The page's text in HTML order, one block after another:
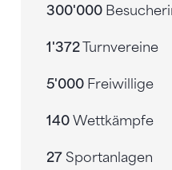
300'000
1'372Turnvereine
5'000 Freiwillige
140 Wettkämpfe
27 Sportanlagen